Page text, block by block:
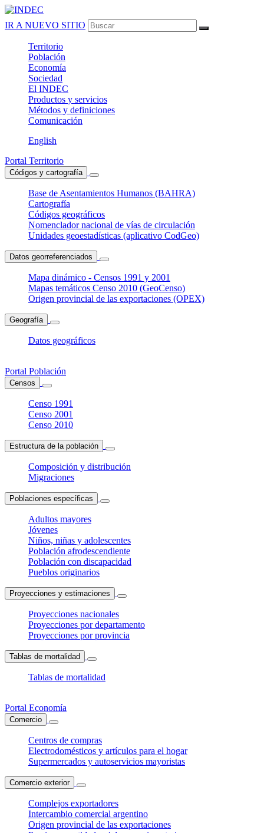
IR A NUEVO SITIO
Territorio
Población
Economía
Sociedad
El INDEC
Productos y servicios
Métodos y definiciones
Comunicación
English
Portal Territorio
Códigos y cartografía
Base de Asentamientos Humanos (BAHRA)
Cartografía
Códigos geográficos
Nomenclador nacional de vías de circulación
Unidades geoestadísticas (aplicativo CodGeo)
Datos georreferenciados
Mapa dinámico - Censos 1991 y 2001
Mapas temáticos Censo 2010 (GeoCenso)
Origen provincial de las exportaciones (OPEX)
Geografía
Datos geográficos
Portal Población
Censos
Censo 1991
Censo 2001
Censo 2010
Estructura de la población
Composición y distribución
Migraciones
Poblaciones específicas
Adultos mayores
Jóvenes
Niños, niñas y adolescentes
Población afrodescendiente
Población con discapacidad
Pueblos originarios
Proyecciones y estimaciones
Proyecciones nacionales
Proyecciones por departamento
Proyecciones por provincia
Tablas de mortalidad
Tablas de mortalidad
Portal Economía
Comercio
Centros de compras
Electrodomésticos y artículos para el hogar
Supermercados y autoservicios mayoristas
Comercio exterior
Complejos exportadores
Intercambio comercial argentino
Origen provincial de las exportaciones